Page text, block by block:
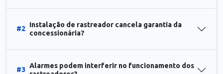
#2
Instalação de rastreador cancela garantia da
concessionária?
#3
Alarmes podem interferir no funcionamento dos